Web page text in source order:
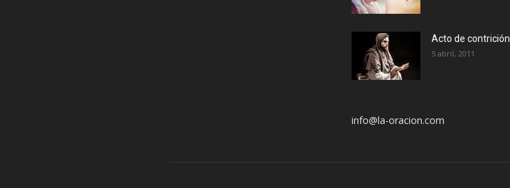
Acto de contrición
5 abril, 2011
info@la-oracion.com